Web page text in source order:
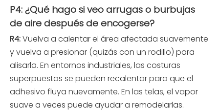
P4: ¿Qué hago si veo arrugas o burbujas
de aire después de encogerse?
R4:Vuelva a calentar el área afectada suavemente
y vuelva a presionar (quizás con un rodillo) para
alisarla. En entornos industriales, las costuras
superpuestas se pueden recalentar para que el
adhesivo fluya nuevamente. En las telas, el vapor
suave a veces puede ayudar a remodelarlas.